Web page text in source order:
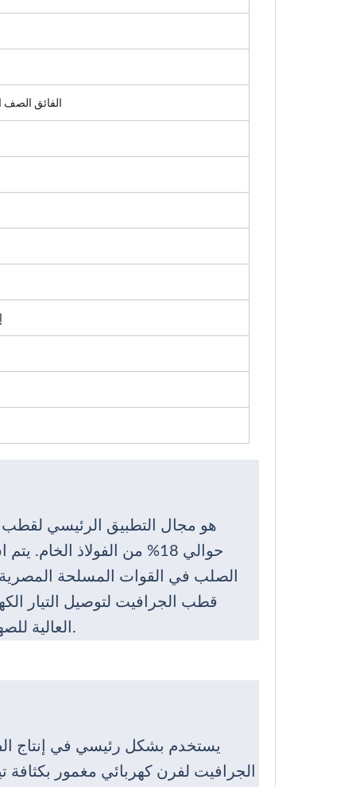
الفائق الصف
هو مجال التطبيق الرئيسي لقطب
الصلب في القوات المسلحة
قطب الجرافيت لتوصيل التيار
العالية للصهر عن طريق الانحناء بين القطب الكهربائي وقصاصات الفولاذ.
يستخدم بشكل رئيسي في إنتاج